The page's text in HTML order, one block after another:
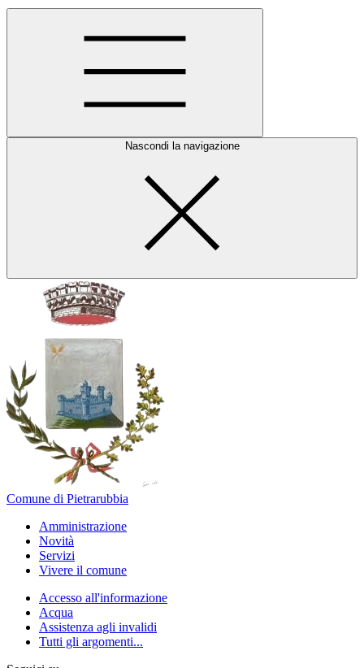
Nascondi la navigazione
Comune di Pietrarubbia
Amministrazione
Novità
Servizi
Vivere il comune
Accesso all'informazione
Acqua
Assistenza agli invalidi
Tutti gli argomenti...